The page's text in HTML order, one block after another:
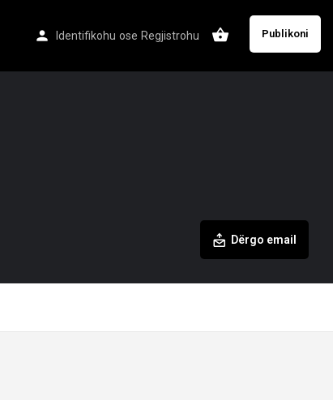
Identifikohu ose Regjistrohu Publikoni
Dërgo email